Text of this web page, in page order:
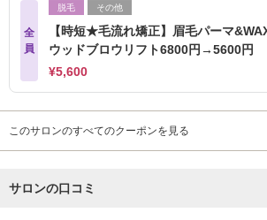
全
員
脱毛 その他
【時短★毛流れ矯正】眉毛パーマ
ウッドブロウリフト6800円→5600円
¥5,600
このサロンのすべてのクーポンを見る
サロンの口コミ